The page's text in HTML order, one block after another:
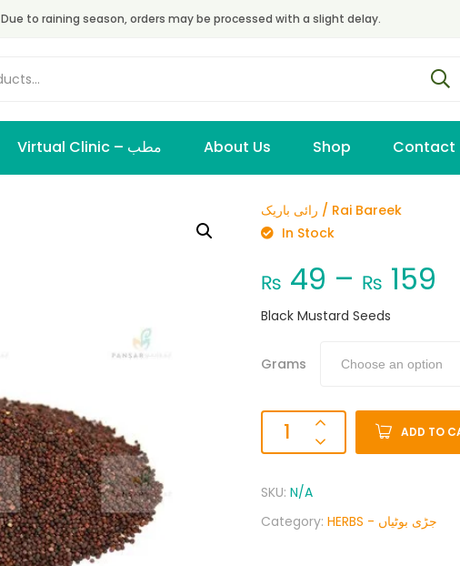
Due to raining season, orders may be processed with a slight delay.
Virtual Clinic – مطب About Us Shop Contact
رائی باریک / Rai Bareek
In Stock
₨ 49 – ₨ 159
Black Mustard Seeds
Grams
ADD TO
SKU: N/A
Category:
HERBS - جڑی بوٹیاں